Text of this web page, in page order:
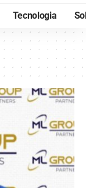
Tecnologia